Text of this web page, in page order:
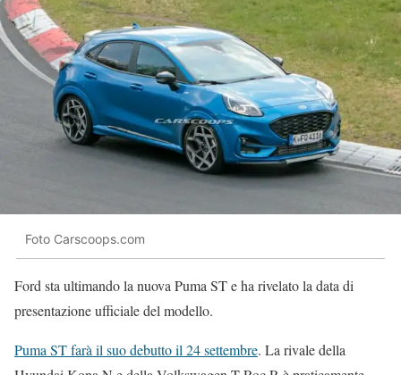
Foto Carscoops.com
Ford sta ultimando la nuova Puma ST e ha rivelato la data di
presentazione ufficiale del modello.
Puma ST farà il suo debutto il 24 settembre. La rivale della